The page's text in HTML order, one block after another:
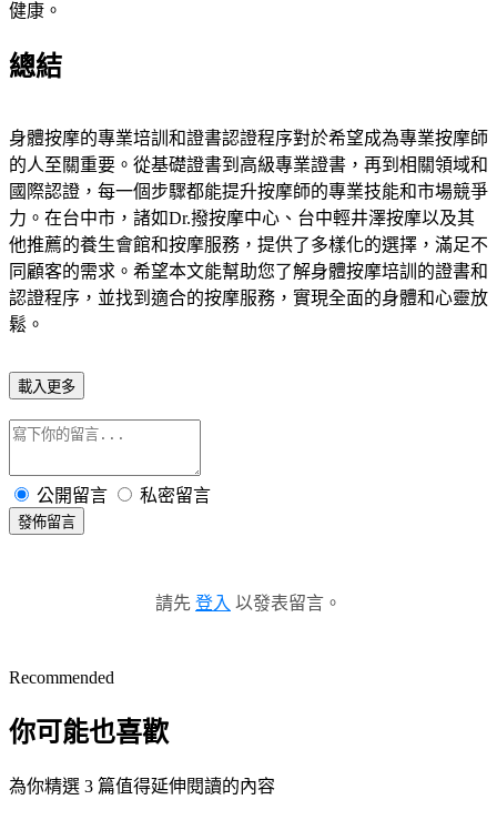
健康。
總結
身體按摩的專業培訓和證書認證程序對於希望成為專業按摩師
的人至關重要。從基礎證書到高級專業證書，再到相關領域和
國際認證，每一個步驟都能提升按摩師的專業技能和市場競爭
力。在台中市，諸如Dr.撥按摩中心、台中輕井澤按摩以及其
他推薦的養生會館和按摩服務，提供了多樣化的選擇，滿足不
同顧客的需求。希望本文能幫助您了解身體按摩培訓的證書和
認證程序，並找到適合的按摩服務，實現全面的身體和心靈放
鬆。
載入更多
公開留言 私密留言
發佈留言
請先 登入 以發表留言。
Recommended
你可能也喜歡
為你精選 3 篇值得延伸閱讀的內容